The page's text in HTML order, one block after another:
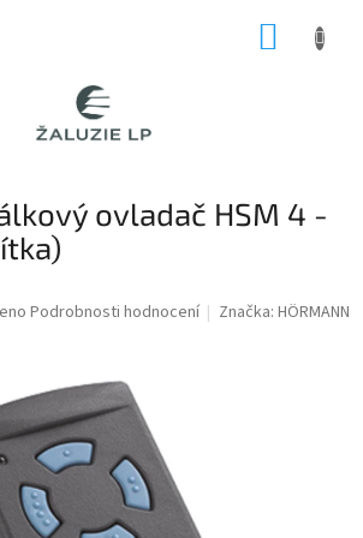
ovladač HSM 4 -
Podrobnosti hodnocení Značka:HÖRMANN